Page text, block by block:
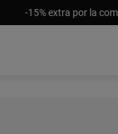
-15% extra por la